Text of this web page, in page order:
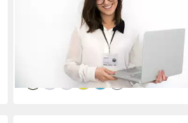
ZIP Kartenhalter komplett mit2x
Lanyard Schlüsselband
lieferbar - in 2-3 Werktagen bei dir
+11